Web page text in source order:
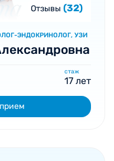
Отзывы (32)
ЭНДОКРИНОЛОГ, УЗИ
стаж
17 лет